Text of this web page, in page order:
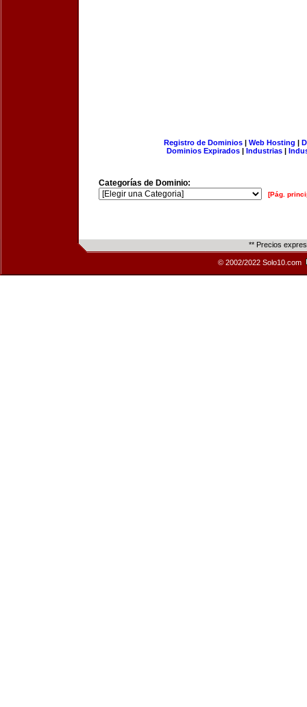
Registro de Dominios| Web Hosting |
Dominios Expirados | Industrias |
Categorías de Dominio:
[Pág.
** Precios
© 2002/2022 Solo10.com